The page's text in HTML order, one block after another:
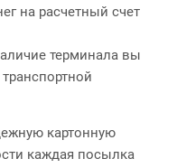
на расчетный счет
терминала вы
картонную
каждая посылка